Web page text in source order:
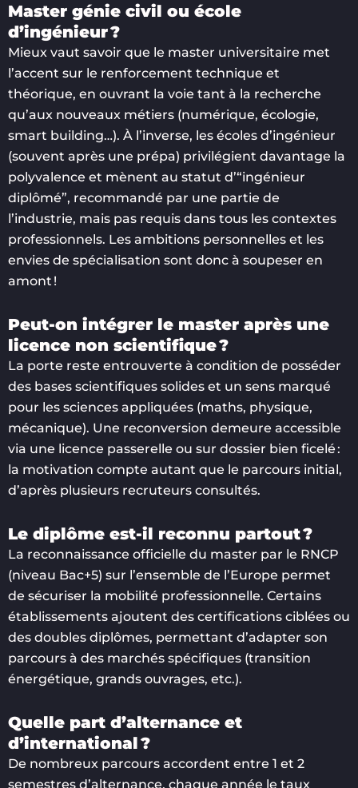
Master génie civil ou école
d’ingénieur ?
Mieux vaut savoir que le master universitaire met
l’accent sur le renforcement technique et
théorique, en ouvrant la voie tant à la recherche
qu’aux nouveaux métiers (numérique, écologie,
smart building…). À l’inverse, les écoles d’ingénieur
(souvent après une prépa) privilégient davantage la
polyvalence et mènent au statut d’“ingénieur
diplômé”, recommandé par une partie de
l’industrie, mais pas requis dans tous les contextes
professionnels. Les ambitions personnelles et les
envies de spécialisation sont donc à soupeser en
amont !
Peut-on intégrer le master après une
licence non scientifique ?
La porte reste entrouverte à condition de posséder
des bases scientifiques solides et un sens marqué
pour les sciences appliquées (maths, physique,
mécanique). Une reconversion demeure accessible
via une licence passerelle ou sur dossier bien ficelé :
la motivation compte autant que le parcours initial,
d’après plusieurs recruteurs consultés.
Le diplôme est-il reconnu partout ?
La reconnaissance officielle du master par le RNCP
(niveau Bac+5) sur l’ensemble de l’Europe permet
de sécuriser la mobilité professionnelle. Certains
établissements ajoutent des certifications ciblées ou
des doubles diplômes, permettant d’adapter son
parcours à des marchés spécifiques (transition
énergétique, grands ouvrages, etc.).
Quelle part d’alternance et
d’international ?
De nombreux parcours accordent entre 1 et 2
semestres d’alternance, chaque année le taux